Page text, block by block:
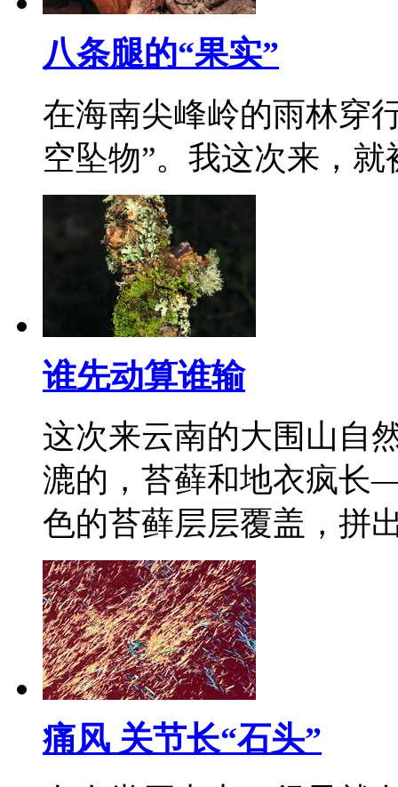
八条腿的“果实”
在海南尖峰岭的雨林穿
空坠物”。我这次来，
谁先动算谁输
这次来云南的大围山自
漉的，苔藓和地衣疯长
色的苔藓层层覆盖，
痛风 关节长“石头”